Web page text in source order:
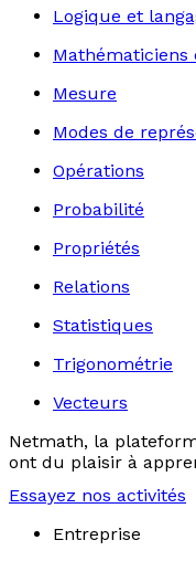
Logique et
Mathématiciens
Mesure
Modes de
Opérations
Probabilité
Propriétés
Relations
Statistiques
Trigonométrie
Vecteurs
Netmath, la
ont du plaisir à
Essayez nos activités
Entreprise